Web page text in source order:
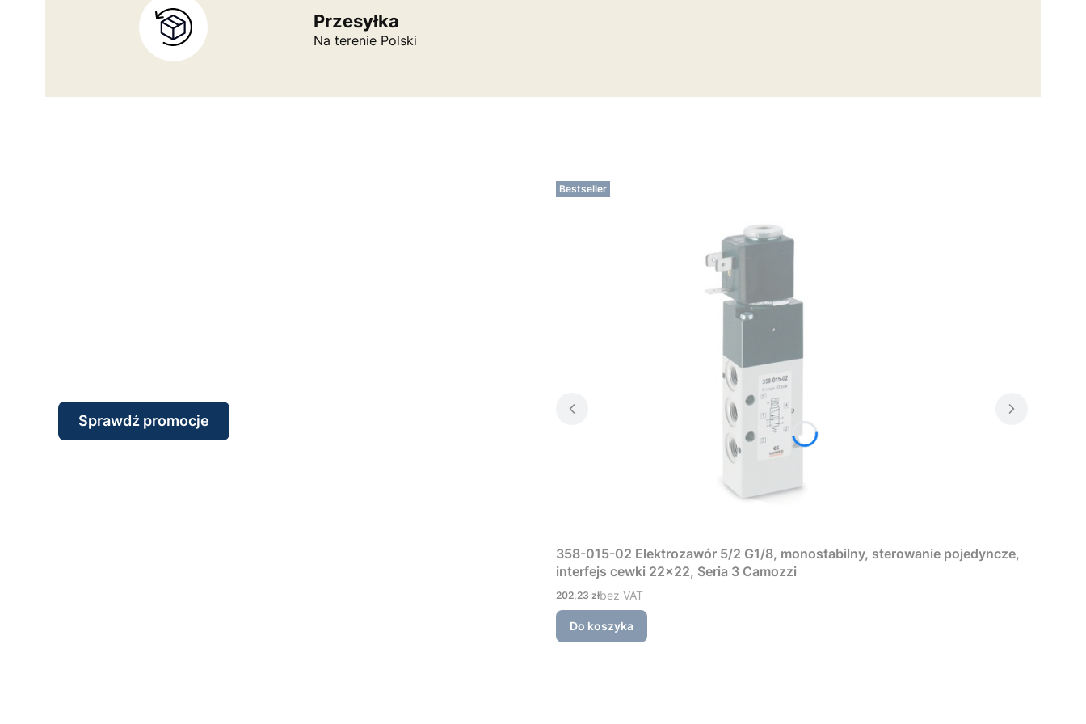
Przesyłka
Na terenie Polski
Sprawdź promocje
Bestseller
358-015-02 Elektrozawór 5/2 G1/8, monostabilny, sterowanie pojedyncze,
interfejs cewki 22×22, Seria 3 Camozzi
Cena
202,23 złbez VAT
Do koszyka